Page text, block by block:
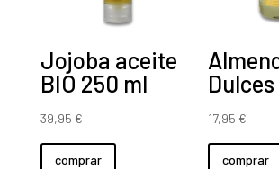
Jojoba aceite
BIO 250 ml
39,95 €
comprar
17,95 €
comprar